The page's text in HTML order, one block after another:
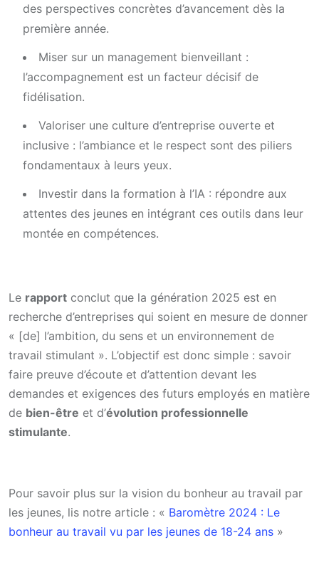
des perspectives concrètes d’avancement dès la
première année.
Miser sur un management bienveillant :
l’accompagnement est un facteur décisif de
fidélisation.
Valoriser une culture d’entreprise ouverte et
inclusive : l’ambiance et le respect sont des piliers
fondamentaux à leurs yeux.
Investir dans la formation à l’IA : répondre aux
attentes des jeunes en intégrant ces outils dans leur
montée en compétences.
Le rapport conclut que la génération 2025 est en
recherche d’entreprises qui soient en mesure de donner
« [de] l’ambition, du sens et un environnement de
travail stimulant ». L’objectif est donc simple : savoir
faire preuve d’écoute et d’attention devant les
demandes et exigences des futurs employés en matière
de bien-être et d’évolution professionnelle
stimulante.
Pour savoir plus sur la vision du bonheur au travail par
les jeunes, lis notre article : « Baromètre 2024 : Le
bonheur au travail vu par les jeunes de 18-24 ans »